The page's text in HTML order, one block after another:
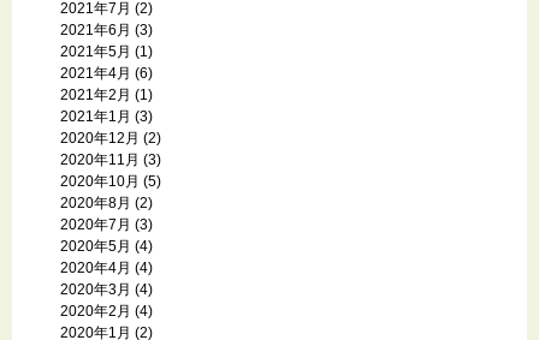
2021年7月 (2)
2021年6月 (3)
2021年5月 (1)
2021年4月 (6)
2021年2月 (1)
2021年1月 (3)
2020年12月 (2)
2020年11月 (3)
2020年10月 (5)
2020年8月 (2)
2020年7月 (3)
2020年5月 (4)
2020年4月 (4)
2020年3月 (4)
2020年2月 (4)
2020年1月 (2)